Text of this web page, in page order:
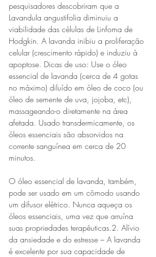
pesquisadores descobriram que a
Lavandula angustifolia diminuiu a
viabilidade das células de Linfoma de
Hodgkin. A lavanda inibiu a proliferação
celular (crescimento rápido) e induziu à
apoptose. Dicas de uso: Use o óleo
essencial de lavanda (cerca de 4 gotas
no máximo) diluído em óleo de coco (ou
óleo de semente de uva, jojoba, etc),
massageando-o diretamente na área
afetada. Usado transdermicamente, os
óleos essenciais são absorvidos na
corrente sanguínea em cerca de 20
minutos.
O óleo essencial de lavanda, também,
pode ser usado em um cômodo usando
um difusor elétrico. Nunca aqueça os
óleos essenciais, uma vez que arruína
suas propriedades terapêuticas.2. Alívio
da ansiedade e do estresse – A lavanda
é excelente por sua capacidade de